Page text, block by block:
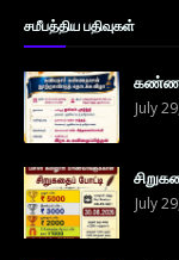
சமீபத்திய பதிவுகள்
July
July